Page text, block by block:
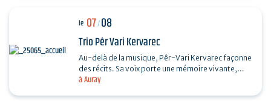
à Auray
le 07/08
Trio Pêr Vari Kervarec
Au-delà de la musique, Pêr-Vari Kervarec façonne
des récits. Sa voix porte une mémoire vivante,
enracinée dans l’âme collective, où chaque mot…